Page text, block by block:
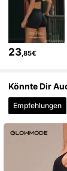
23,85€
Könnte Dir
Empfehlungen